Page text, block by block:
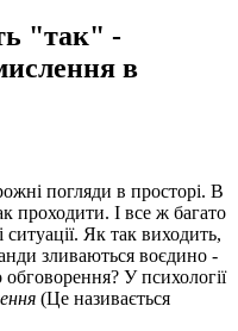
"так" -
в
погляди в просторі. В
проходити. І все ж багато
Як так виходить,
зливаються воєдино -
У психології
(Це називається